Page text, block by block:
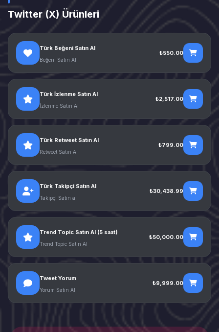
Twitter (X) Ürünleri
Türk Beğeni Satın Al
Beğeni Satın Al
₺550.00
Türk İzlenme Satın Al
İzlenme Satın Al
₺2,517.00
Türk Retweet Satın Al
Retweet Satın Al
₺799.00
Türk Takipçi Satın Al
Takipçi Satın al
₺30,438.99
Trend Topic Satın Al (5 saat)
Trend Topic Satın Al
₺50,000.00
Tweet Yorum
Yorum Satın Al
₺9,999.00